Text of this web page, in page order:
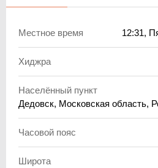
Местное время 12:31,
Хиджра
Населённый пункт
Дедовск, Московская область,
Часовой пояс
Широта